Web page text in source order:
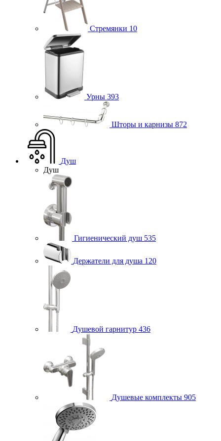
Стремянки 10
Урны 393
Шторы и карнизы 872
Душ
Душ
Гигиенический душ 535
Держатели для душа 120
Душевой гарнитур 436
Душевые комплекты 905